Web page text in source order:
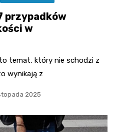
przypadków
w
temat, który nie schodzi z
wynikają z
2025